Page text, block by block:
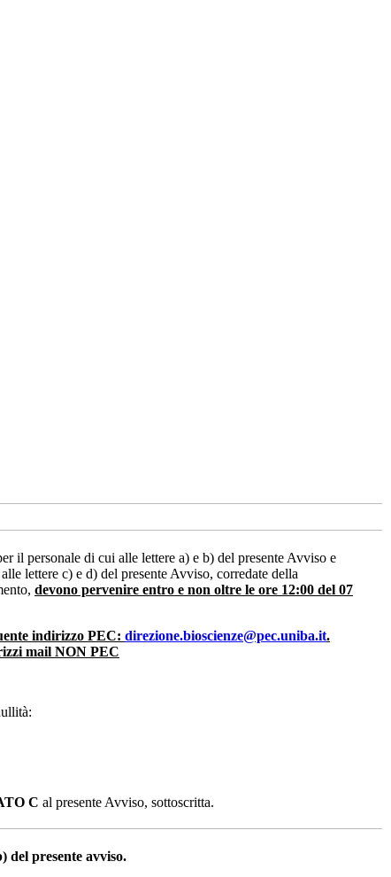
il personale di cui alle lettere a) e b) del presente Avviso e
lettere c) e d) del presente Avviso, corredate della
devono pervenire entro e non oltre le ore 12:00 del 07
indirizzo PEC: direzione.bioscienze@pec.uniba.it.
mail NON PEC
C al presente Avviso, sottoscritta.
del presente avviso.